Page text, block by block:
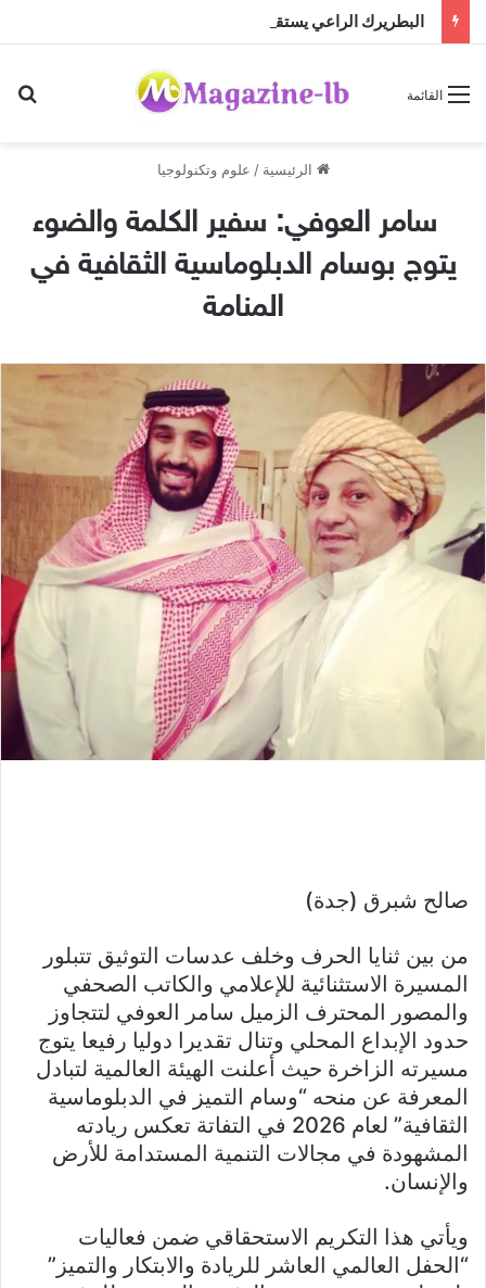
القائمة
الرئيسية / علوم وتكنولوجيا
سامر العوفي: سفير الكلمة والضوء
يتوج بوسام الدبلوماسية الثقافية في
المنامة
صالح شبرق (جدة)
من بين ثنايا الحرف وخلف عدسات التوثيق تتبلور
المسيرة الاستثنائية للإعلامي والكاتب الصحفي
والمصور المحترف الزميل سامر العوفي لتتجاوز
حدود الإبداع المحلي وتنال تقديرا دوليا رفيعا يتوج
مسيرته الزاخرة حيث أعلنت الهيئة العالمية لتبادل
المعرفة عن منحه “وسام التميز في الدبلوماسية
الثقافية” لعام 2026 في التفاتة تعكس ريادته
المشهودة في مجالات التنمية المستدامة للأرض
والإنسان.
ويأتي هذا التكريم الاستحقاقي ضمن فعاليات
“الحفل العالمي العاشر للريادة والابتكار والتميز”